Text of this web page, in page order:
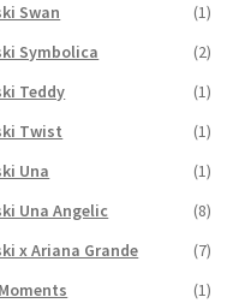
Swan
(1)
Symbolica
(2)
Teddy
(1)
Twist
(1)
Una
(1)
Una Angelic
(8)
x Ariana Grande
(7)
(1)